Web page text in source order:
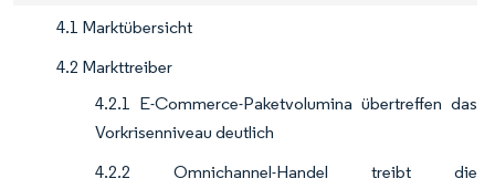
4.1 Marktübersicht
4.2 Markttreiber
4.2.1 E-Commerce-Paketvolumina übertreffen das
Vorkrisenniveau deutlich
4.2.2 Omnichannel-Handel treibt die